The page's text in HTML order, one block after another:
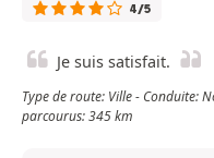
4/5
Je suis satisfait.
Type de route: Ville - Conduite:
parcourus: 345 km